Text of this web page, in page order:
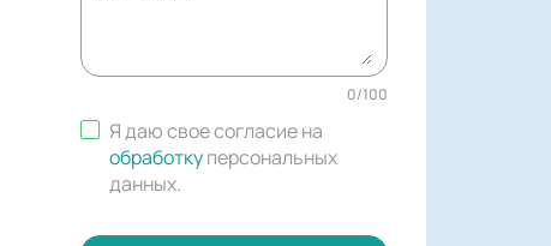
0/100
Я даю свое согласие на
обработку персональных
данных.